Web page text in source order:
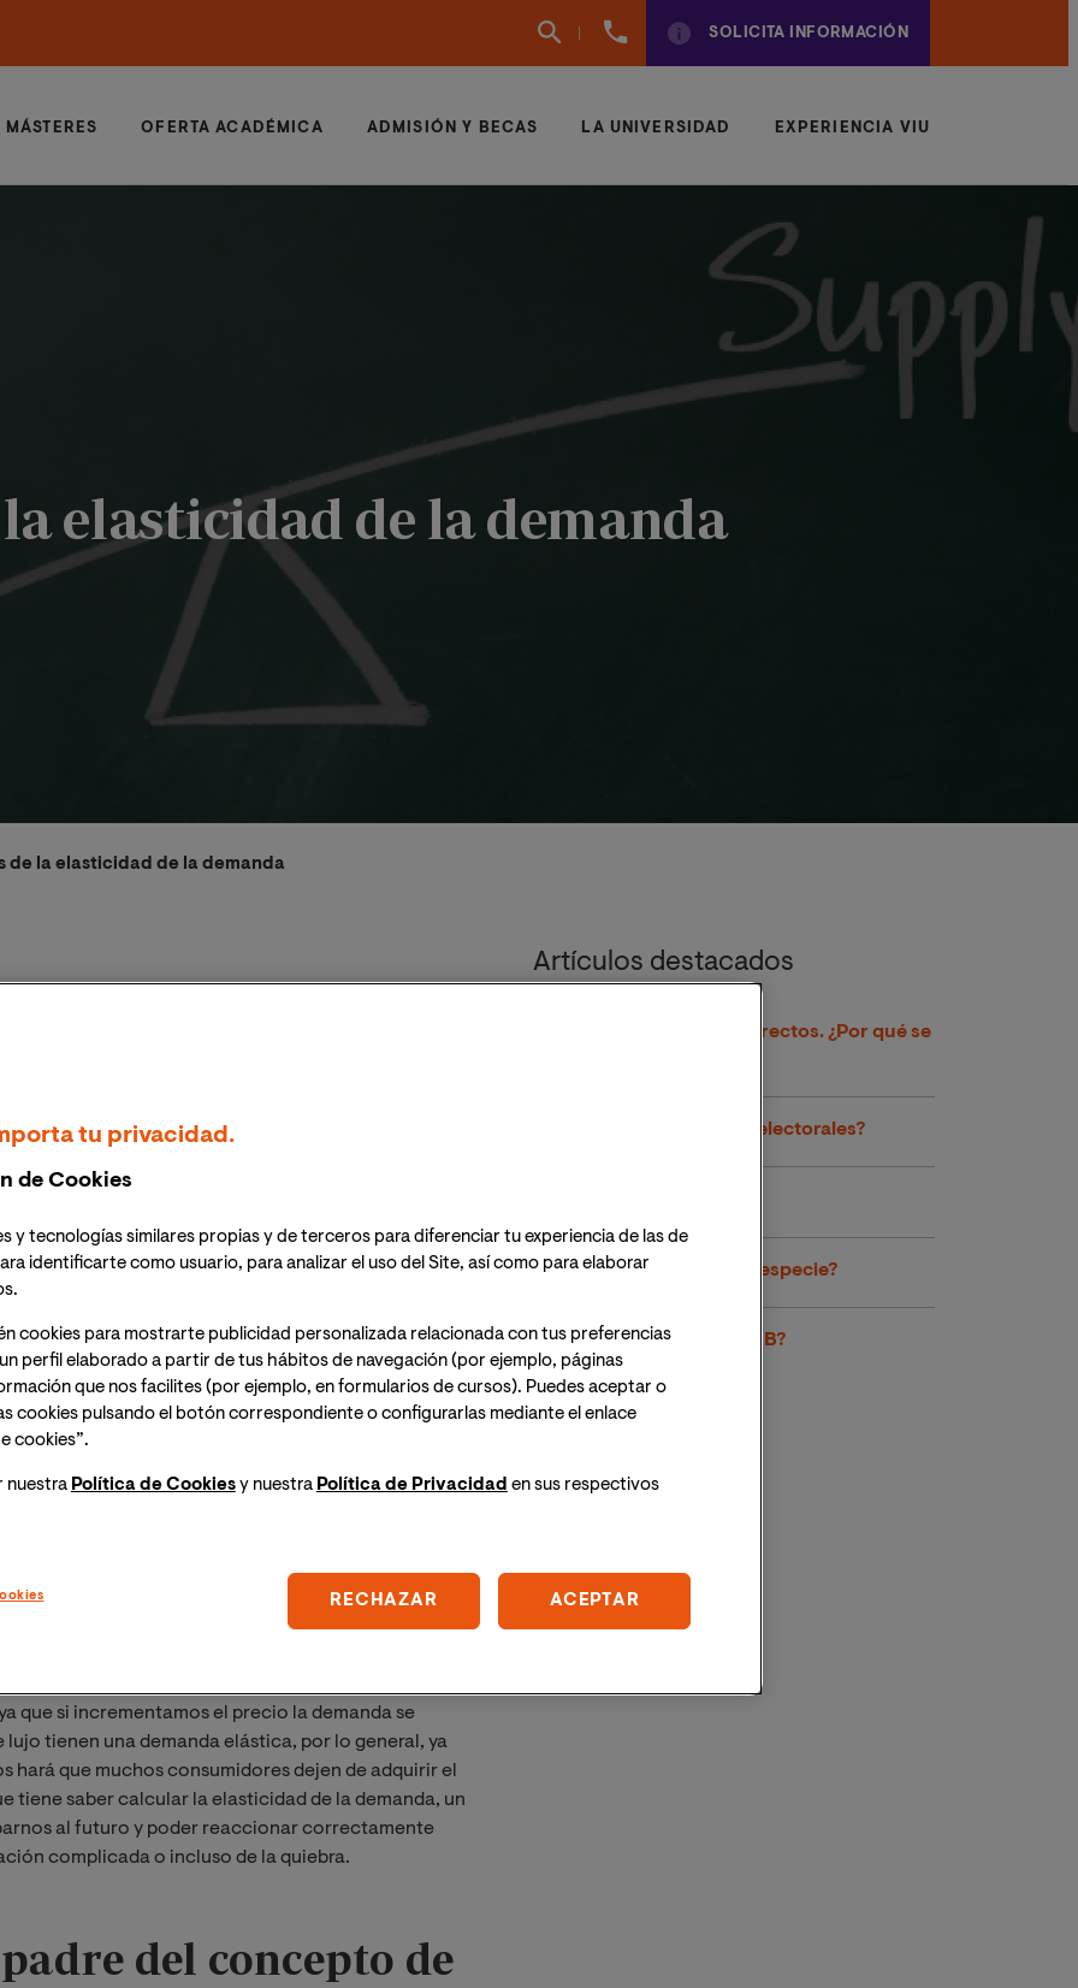
960
SOLICITA INFORMACIÓN
MÁSTERES OFERTA ACADÉMICA ADMISIÓN Y BECAS LA UNIVERSIDAD EXPERIENCIA VIU
elasticidad de la demanda
de la elasticidad de la demanda
en economía se define como el cambio porcentual
porcentual en el precio. Como podemos leer en
que a continuación vamos a tratar de explicar,
nos otorga.
del mercado ante una variación de factores como
un ejemplo, vendría a decir que, como un aumento
el precio de otros bienes, es conveniente que las
cuanto afectará a sus ventas esa situación y
para que esto impacte lo mínimo a la
la demanda, una empresa del sector turístico podrá
y previendo el descenso de precios,
está alta o no contratar a más personal, etc. En el
conocer la elasticidad de la demanda.Si un
de precios de un determinado sector, puede
necesario para que los consumidores sigan
de la demanda también nos permite saber si esta
para modificar los precios. Una demanda inelástica
que si incrementamos el precio la demanda se
tienen una demanda elástica, por lo general, ya
hará que muchos consumidores dejen de adquirir el
tiene saber calcular la elasticidad de la demanda, un
al futuro y poder reaccionar correctamente
complicada o incluso de la quiebra.
del concepto de
Artículos destacados
Impuestos directos e indirectos. ¿Por qué se
¿Son fiables los sondeos electorales?
¿Qué es la retribución en especie?
¿Qué es el deflactor del PIB?
tu privacidad.
de Cookies
y tecnologías similares propias y de terceros para diferenciar tu experiencia de las de
identificarte como usuario, para analizar el uso del Site, así como para elaborar
cookies para mostrarte publicidad personalizada relacionada con tus preferencias
perfil elaborado a partir de tus hábitos de navegación (por ejemplo, páginas
que nos facilites (por ejemplo, en formularios de cursos). Puedes aceptar o
cookies pulsando el botón correspondiente o configurarlas mediante el enlace
cookies”.
nuestra Política de Cookiesy nuestra Política de Privacidad en sus respectivos
RECHAZAR ACEPTAR